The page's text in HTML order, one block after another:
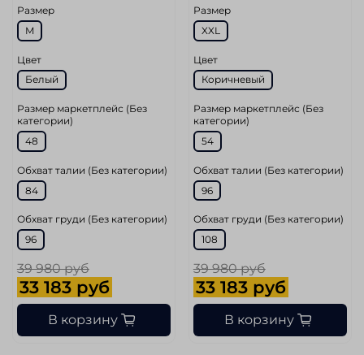
Размер
M
Цвет
Белый
Размер маркетплейс (Без
категории)
48
Обхват талии (Без категории)
84
Обхват груди (Без категории)
96
39 980 руб
33 183 руб
В корзину
Размер
XXL
Цвет
Коричневый
Размер маркетплейс (Без
категории)
54
Обхват талии (Без категории)
96
Обхват груди (Без категории)
108
39 980 руб
33 183 руб
В корзину